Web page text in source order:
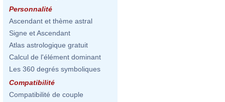
Personnalité
Ascendant et thème astral
Signe et Ascendant
Atlas astrologique gratuit
Calcul de l'élément dominant
Les 360 degrés symboliques
Compatibilité
Compatibilité de couple